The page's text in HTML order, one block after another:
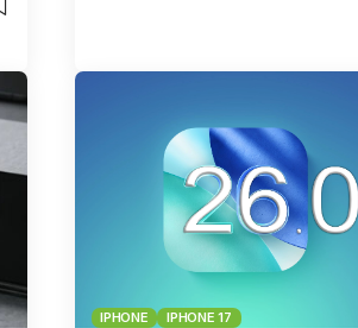
IPHONE IPHONE 17